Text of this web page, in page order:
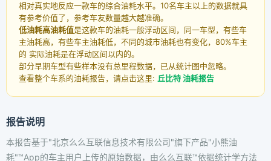
相对真实地反应一款车的综合油耗水平。10名车主以上的数据就具
有参考价值了，参考车友数量越大越准确。
低油耗高油耗值是这款车的油耗一般浮动区间，同一车型，有些车
主油耗高，有些车主油耗低，不同的城市油耗也有变化，80%车主
的 实际油耗是在浮动区间以内的。
部分早期车型有些样本没有总里程数据，已从统计图中忽略。
查看整个车系的油耗报告，请点击这里: 丘比特 油耗报告
报告说明
本报告基于"北京么么互联信息技术有限公司"旗下产品"小熊油
耗"™App的车主用户上传的原始数据，由么么互联™依据统计学方法